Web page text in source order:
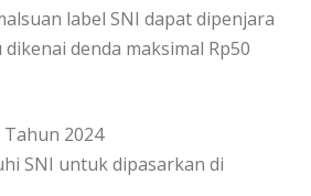
label SNI dapat dipenjara
denda maksimal Rp50
2024
SNI untuk dipasarkan di